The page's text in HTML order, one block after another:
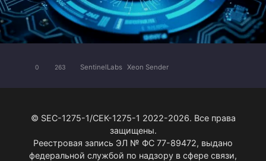
0 263 SentinelLabs Xeon Sender
© SEC-1275-1/СЕК-1275-1 2022-2026. Все права
защищены.
Реестровая запись ЭЛ № ФС 77-89472, выдано
федеральной службой по надзору в сфере связи,